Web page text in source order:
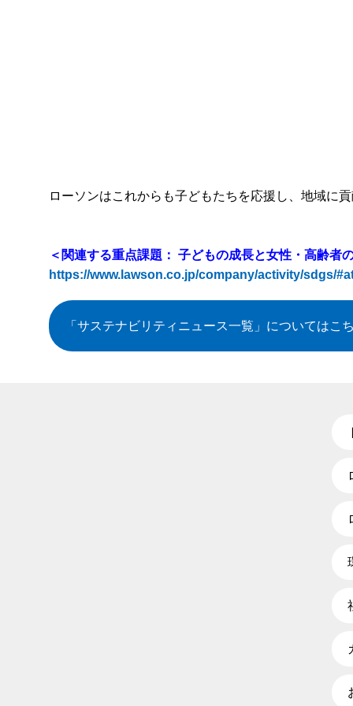
ローソンはこれからも子どもたちを応援し、地域に
＜関連する重点課題： 子どもの成長と女性・高齢者
https://www.lawson.co.jp/company/activity/sdgs/
「サステナビリティニュース一覧」 についてはこ